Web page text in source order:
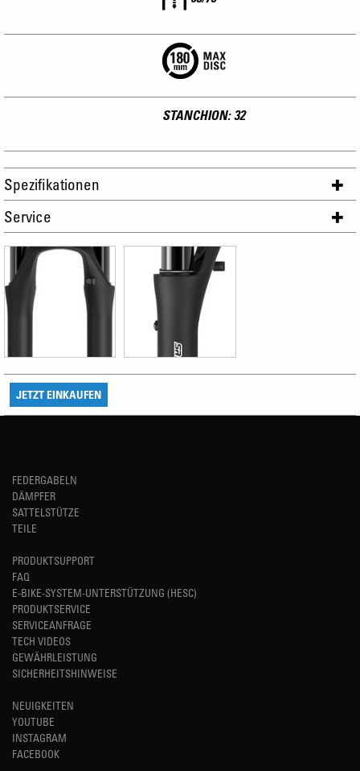
STANCHION: 32
Spezifikationen
Service
JETZT EINKAUFEN
FEDERGABELN
DÄMPFER
SATTELSTÜTZE
TEILE
PRODUKTSUPPORT
FAQ
E-BIKE-SYSTEM-UNTERSTÜTZUNG (HESC)
PRODUKTSERVICE
SERVICEANFRAGE
TECH VIDEOS
GEWÄHRLEISTUNG
SICHERHEITSHINWEISE
NEUIGKEITEN
YOUTUBE
INSTAGRAM
FACEBOOK